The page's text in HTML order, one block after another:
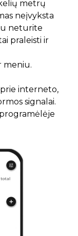
metrų
neįvyksta
neturite
praleisti ir
meniu.
interneto,
signalai.